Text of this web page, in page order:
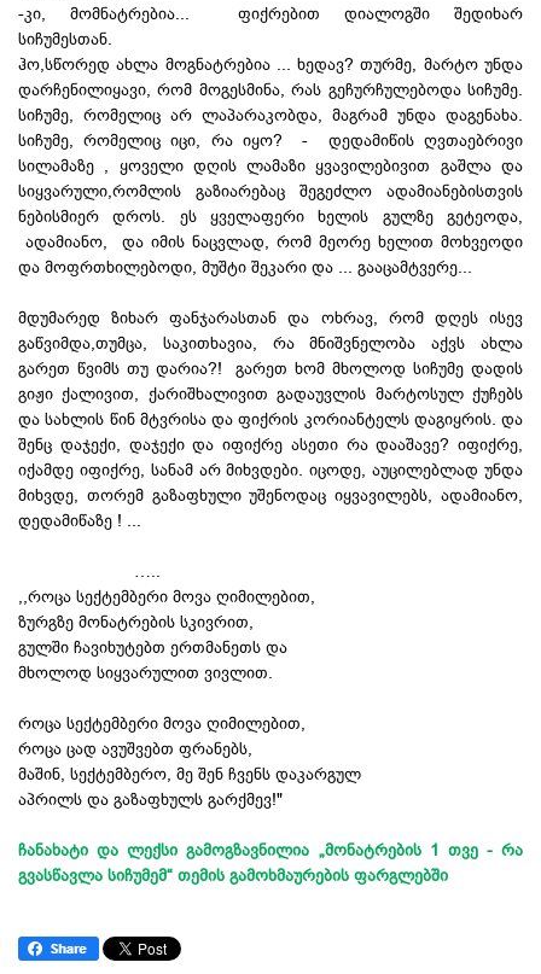
-კი, მომნატრებია... ფიქრებით დიალოგში შედიხარ
სიჩუმესთან.
ჰო,სწორედ ახლა მოგნატრებია ... ხედავ? თურმე, მარტო უნდა
დარჩენილიყავი, რომ მოგესმინა, რას გეჩურჩულებოდა სიჩუმე.
სიჩუმე, რომელიც არ ლაპარაკობდა, მაგრამ უნდა დაგენახა.
სიჩუმე, რომელიც იცი, რა იყო? - დედამიწის ღვთაებრივი
სილამაზე , ყოველი დღის ლამაზი ყვავილებივით გაშლა და
სიყვარული,რომლის გაზიარებაც შეგეძლო ადამიანებისთვის
ნებისმიერ დროს. ეს ყველაფერი ხელის გულზე გეტეოდა,
ადამიანო, და იმის ნაცვლად, რომ მეორე ხელით მოხვეოდი
და მოფრთხილებოდი, მუშტი შეკარი და ... გააცამტვერე...
მდუმარედ ზიხარ ფანჯარასთან და ოხრავ, რომ დღეს ისევ
გაწვიმდა,თუმცა, საკითხავია, რა მნიშვნელობა აქვს ახლა
გარეთ წვიმს თუ დარია?! გარეთ ხომ მხოლოდ სიჩუმე დადის
გიჟი ქალივით, ქარიშხალივით გადაუვლის მარტოსულ ქუჩებს
და სახლის წინ მტვრისა და ფიქრის კორიანტელს დაგიყრის. და
შენც დაჯექი, დაჯექი და იფიქრე ასეთი რა დააშავე? იფიქრე,
იქამდე იფიქრე, სანამ არ მიხვდები. იცოდე, აუცილებლად უნდა
მიხვდე, თორემ გაზაფხული უშენოდაც იყვავილებს, ადამიანო,
დედამიწაზე ! ...
,,როცა სექტემბერი მოვა ღიმილებით,
ზურგზე მონატრების სკივრით,
გულში ჩავიხუტებთ ერთმანეთს და
მხოლოდ სიყვარულით ვივლით.
როცა სექტემბერი მოვა ღიმილებით,
როცა ცად ავუშვებთ ფრანებს,
მაშინ, სექტემბერო, მე შენ ჩვენს დაკარგულ
აპრილს და გაზაფხულს გარქმევ!"
ჩანახატი და ლექსი გამოგზავნილია „მონატრების 1 თვე - რა
გვასწავლა სიჩუმემ“ თემის გამოხმაურების ფარგლებში